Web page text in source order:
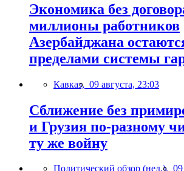
Экономика без
миллионы работников
Азербайджана
пределами системы
Кавказ, 09 августа, 23:03
Сближение без
и Грузия по-разному
ту же войну
Политический обзор (нед.),